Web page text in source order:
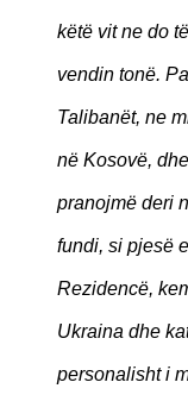
këtë vit ne do
vendin tonë.
Talibanët, ne
në Kosovë,
pranojmë deri
fundi, si pjesë
Rezidencë,
Ukraina dhe
personalisht i